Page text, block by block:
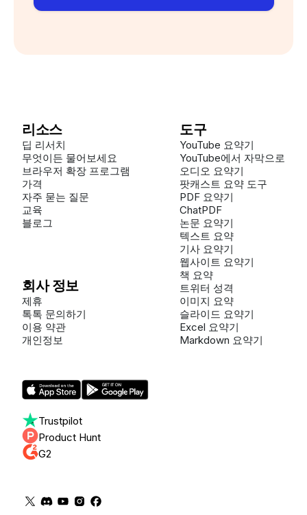
Trustpilot
Product Hunt
G2
리소스
딥 리서치
무엇이든 물어보세요
브라우저 확장 프로그램
가격
자주 묻는 질문
교육
블로그
회사 정보
제휴
톡톡 문의하기
이용 약관
개인정보
도구
YouTube 요약기
YouTube에서 자막으로
오디오 요약기
팟캐스트 요약 도구
PDF 요약기
ChatPDF
논문 요약기
텍스트 요약
기사 요약기
웹사이트 요약기
책 요약
트위터 성격
이미지 요약
슬라이드 요약기
Excel 요약기
Markdown 요약기